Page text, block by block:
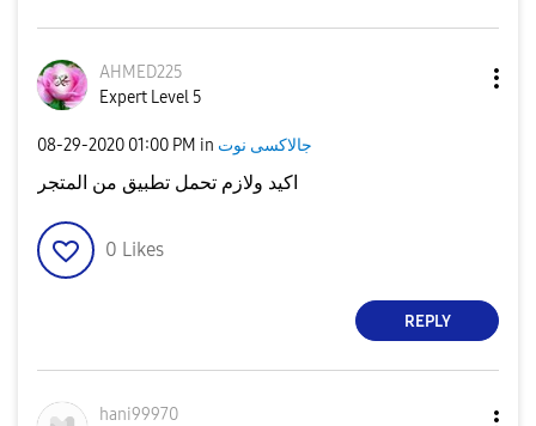
AHMED225
Expert Level 5
‎08-29-2020 01:00 PM in جالاكسى نوت
اكيد ولازم تحمل تطبيق من المتجر
0 Likes
REPLY
hani99970